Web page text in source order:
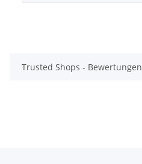
Trusted Shops - Bewertungen